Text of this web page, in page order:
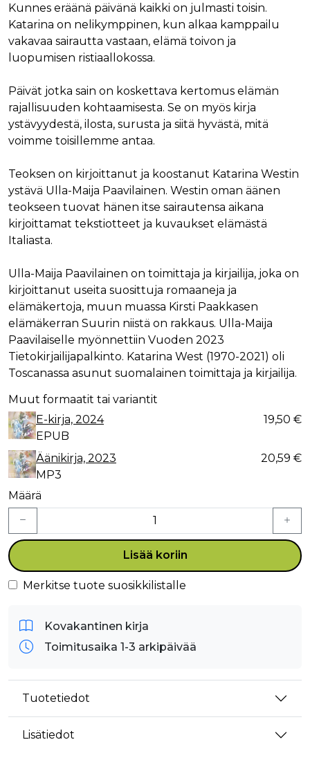
Kunnes eräänä päivänä kaikki on julmasti toisin.
Katarina on nelikymppinen, kun alkaa kamppailu
vakavaa sairautta vastaan, elämä toivon ja
luopumisen ristiaallokossa.
Päivät jotka sain on koskettava kertomus elämän
rajallisuuden kohtaamisesta. Se on myös kirja
ystävyydestä, ilosta, surusta ja siitä hyvästä, mitä
voimme toisillemme antaa.
Teoksen on kirjoittanut ja koostanut Katarina Westin
ystävä Ulla-Maija Paavilainen. Westin oman äänen
teokseen tuovat hänen itse sairautensa aikana
kirjoittamat tekstiotteet ja kuvaukset elämästä
Italiasta.
Ulla-Maija Paavilainen on toimittaja ja kirjailija, joka on
kirjoittanut useita suosittuja romaaneja ja
elämäkertoja, muun muassa Kirsti Paakkasen
elämäkerran Suurin niistä on rakkaus. Ulla-Maija
Paavilaiselle myönnettiin Vuoden 2023
Tietokirjailijapalkinto. Katarina West (1970-2021) oli
Toscanassa asunut suomalainen toimittaja ja kirjailija.
Muut formaatit tai variantit
E-kirja, 2024
EPUB
19,50 €
Äänikirja, 2023
MP3
20,59 €
Määrä
Lisää koriin
Merkitse tuote suosikkilistalle
Kovakantinen kirja
Toimitusaika 1-3 arkipäivää
Tuotetiedot
Lisätiedot